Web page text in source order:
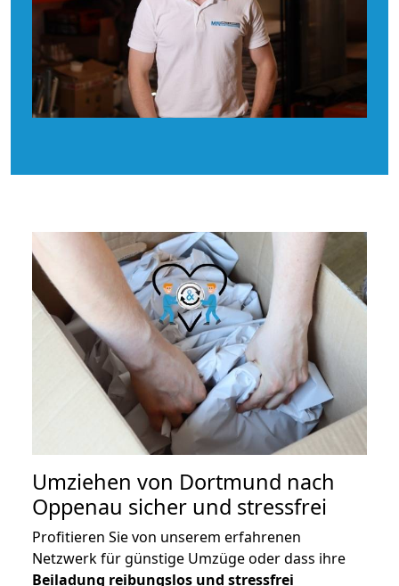
Umziehen von Dortmund nach
Oppenau sicher und stressfrei
Profitieren Sie von unserem erfahrenen
Netzwerk für günstige Umzüge oder dass ihre
Beiladung reibungslos und stressfrei